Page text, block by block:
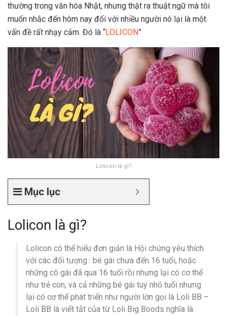
thường trong văn hóa Nhật, nhưng thật ra thuật ngữ mà tôi
muốn nhắc đến hôm nay đối với nhiều người nó lại là một
vấn đề rất nhạy cảm. Đó là “LOLICON”
Lolicon là gì?
Mục lục
Lolicon là gì?
Lolicon có thể hiểu đơn giản là Hội chứng yêu thích
với các đối tượng : bé gái chưa đến 16 tuổi, hoặc
những cô gái đã qua 16 tuổi rồi nhưng lại có cơ thể
như trẻ con, và cả những bé gái tuy nhỏ tuổi nhưng
lại có cơ thể phát triển như người lớn gọi là Loli BB –
Loli BB là viết tắt của từ Loli Big Boods nghĩa là